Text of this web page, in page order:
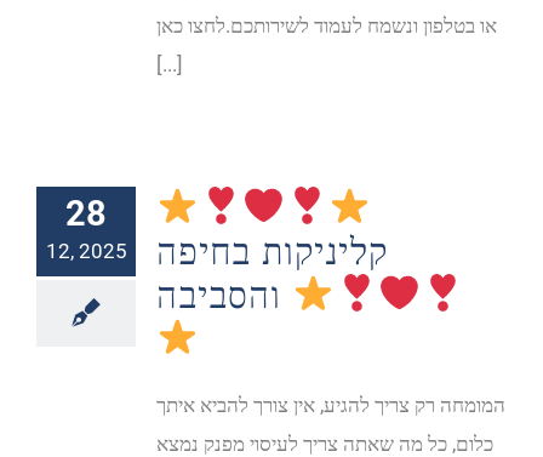
או בטלפון ונשמח לעמוד לשירותכם.לחצו כאן
[...]
28
12, 2025
קליניקות בחיפה
המומחה רק צריך להגיע, אין צורך להביא איתך
כלום, כל מה שאתה צריך לעיסוי מפנק נמצא